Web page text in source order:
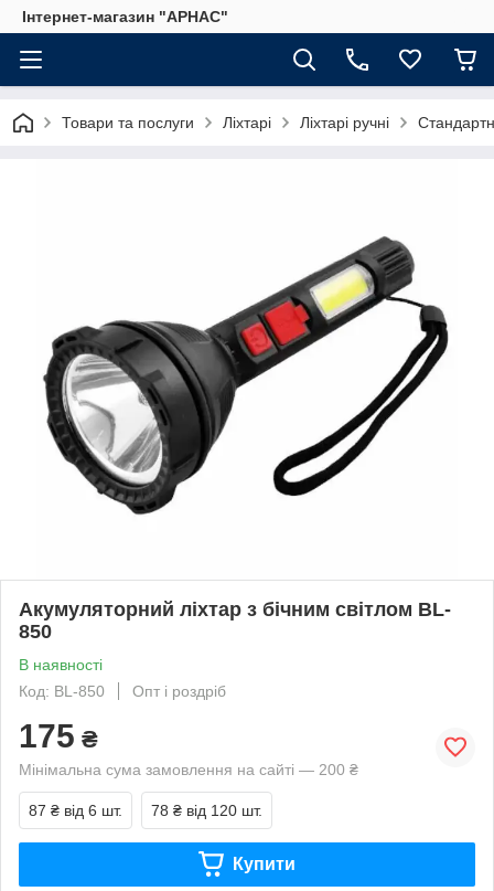
Інтернет-магазин "АРНАС"
Товари та послуги Ліхтарі Ліхтарі ручні
Акумуляторний ліхтар з бічним світлом BL-
850
В наявності
Код: BL-850
Опт і роздріб
175 ₴
Мінімальна сума замовлення на сайті — 200 ₴
87 ₴ від 6 шт. 78 ₴ від 120 шт.
Купити